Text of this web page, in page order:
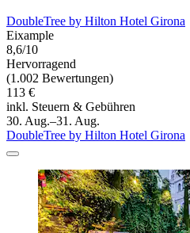
DoubleTree by Hilton Hotel Girona
Eixample
8,6/10
Hervorragend
(1.002 Bewertungen)
113 €
inkl. Steuern & Gebühren
30. Aug.–31. Aug.
DoubleTree by Hilton Hotel Girona